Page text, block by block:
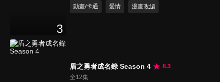
3
動畫/卡通
愛情 漫畫改編
盾之勇者成名錄 Season 4
8.3
全12集